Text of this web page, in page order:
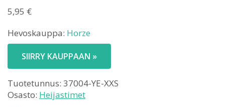
5,95 €
Hevoskauppa: Horze
SIIRRY KAUPPAAN »
Tuotetunnus: 37004-YE-XXS
Osasto: Heijastimet